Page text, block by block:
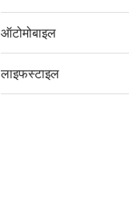
ऑटोमोबाइल
लाइफस्टाइल